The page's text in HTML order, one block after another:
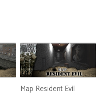
Map Resident Evil